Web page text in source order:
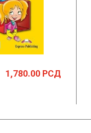
1,780.00РСД